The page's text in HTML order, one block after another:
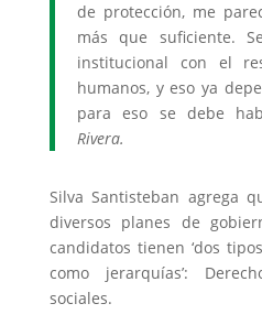
de protección, me
más que suficiente.
institucional con el
humanos, y eso ya
para eso se debe
Rivera.
Silva Santisteban agrega
diversos planes de
candidatos tienen ‘dos
como jerarquías’:
sociales.